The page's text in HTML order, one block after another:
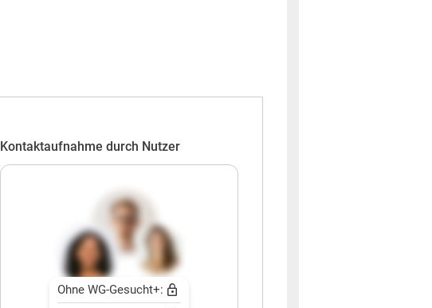
Kontaktaufnahme durch Nutzer
Ohne WG-Gesucht+: